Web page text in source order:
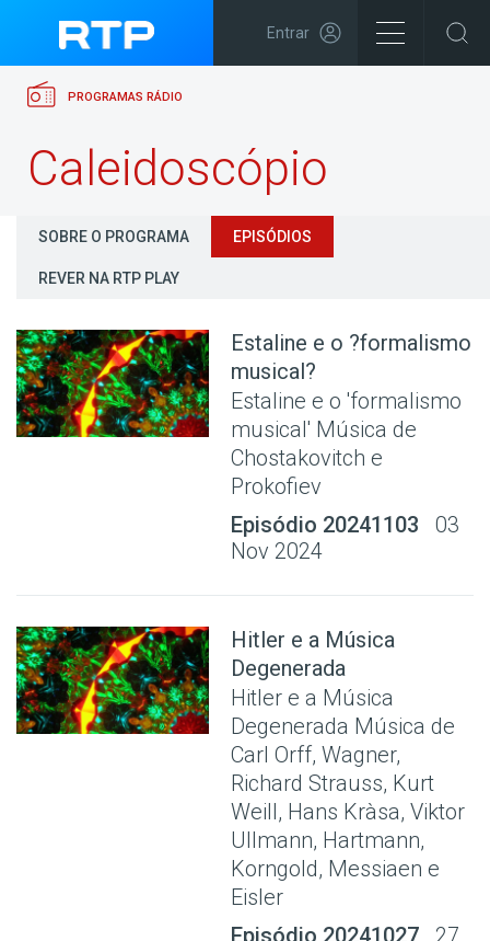
Entrar
PROGRAMAS RÁDIO
Caleidoscópio
SOBRE O PROGRAMA EPISÓDIOS
REVER NA RTP PLAY
Estaline e o ?formalismo
musical?
Estaline e o 'formalismo
musical' Música de
Chostakovitch e
Prokofiev
Episódio 20241103
03
Nov 2024
Hitler e a Música
Degenerada
Hitler e a Música
Degenerada Música de
Carl Orff, Wagner,
Richard Strauss, Kurt
Weill, Hans Kràsa, Viktor
Ullmann, Hartmann,
Korngold, Messiaen e
Eisler
Episódio 20241027
27